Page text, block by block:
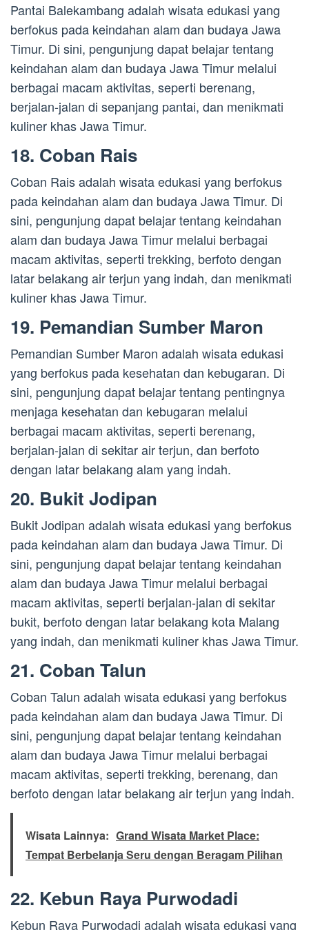
Pantai Balekambang adalah wisata edukasi yang
berfokus pada keindahan alam dan budaya Jawa
Timur. Di sini, pengunjung dapat belajar tentang
keindahan alam dan budaya Jawa Timur melalui
berbagai macam aktivitas, seperti berenang,
berjalan-jalan di sepanjang pantai, dan menikmati
kuliner khas Jawa Timur.
18. Coban Rais
Coban Rais adalah wisata edukasi yang berfokus
pada keindahan alam dan budaya Jawa Timur. Di
sini, pengunjung dapat belajar tentang keindahan
alam dan budaya Jawa Timur melalui berbagai
macam aktivitas, seperti trekking, berfoto dengan
latar belakang air terjun yang indah, dan menikmati
kuliner khas Jawa Timur.
19. Pemandian Sumber Maron
Pemandian Sumber Maron adalah wisata edukasi
yang berfokus pada kesehatan dan kebugaran. Di
sini, pengunjung dapat belajar tentang pentingnya
menjaga kesehatan dan kebugaran melalui
berbagai macam aktivitas, seperti berenang,
berjalan-jalan di sekitar air terjun, dan berfoto
dengan latar belakang alam yang indah.
20. Bukit Jodipan
Bukit Jodipan adalah wisata edukasi yang berfokus
pada keindahan alam dan budaya Jawa Timur. Di
sini, pengunjung dapat belajar tentang keindahan
alam dan budaya Jawa Timur melalui berbagai
macam aktivitas, seperti berjalan-jalan di sekitar
bukit, berfoto dengan latar belakang kota Malang
yang indah, dan menikmati kuliner khas Jawa Timur.
21. Coban Talun
Coban Talun adalah wisata edukasi yang berfokus
pada keindahan alam dan budaya Jawa Timur. Di
sini, pengunjung dapat belajar tentang keindahan
alam dan budaya Jawa Timur melalui berbagai
macam aktivitas, seperti trekking, berenang, dan
berfoto dengan latar belakang air terjun yang indah.
Wisata Lainnya: Grand Wisata Market Place:
Tempat Berbelanja Seru dengan Beragam Pilihan
22. Kebun Raya Purwodadi
Kebun Raya Purwodadi adalah wisata edukasi yang